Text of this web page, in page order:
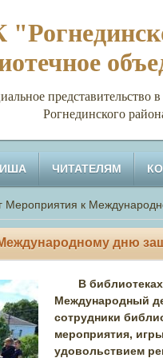
представительство в
Рогнединского
ЧИТАТЕЛЯМ
Мероприятия к
дню
В
Международный
сотрудники
мероприятия,
удовольствием